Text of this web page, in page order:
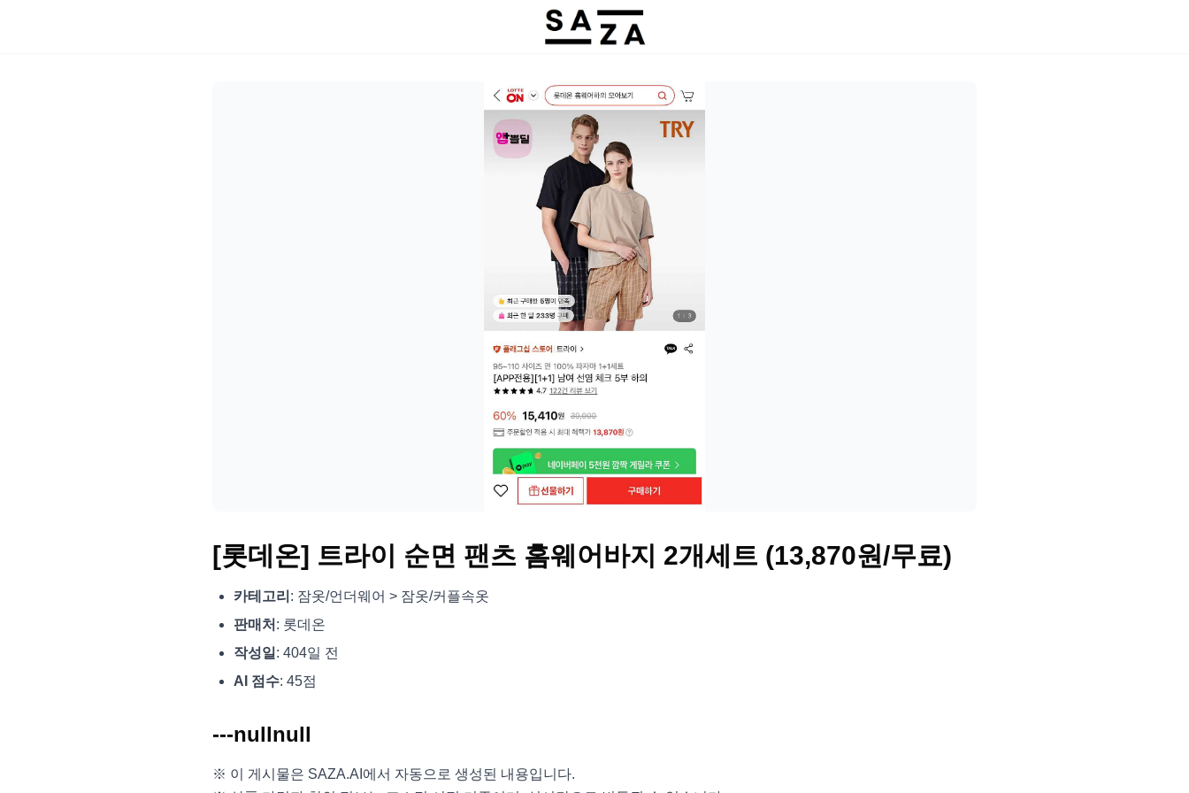
[롯데온] 트라이 순면 팬츠 홈웨어바지 2개세트 (13,870원/무료)
카테고리 : 잠옷/언더웨어 > 잠옷/커플속옷
판매처 : 롯데온
작성일: 404일 전
AI 점수: 45점
---nullnull
※ 이 게시물은 SAZA.AI에서 자동으로 생성된 내용입니다.